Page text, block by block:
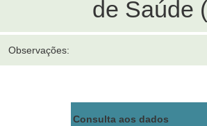
de Saúde
Observações:
Consulta aos dados